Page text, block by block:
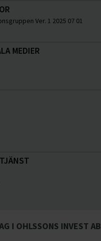
Ver. 1 2025 07 01
MEDIER
I OHLSSONS INVEST AB